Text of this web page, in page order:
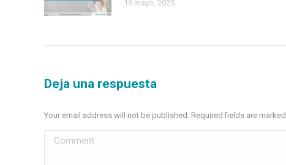
19 mayo, 2025
Deja una respuesta
Your email address will not be published. Required fields are marked
Comment